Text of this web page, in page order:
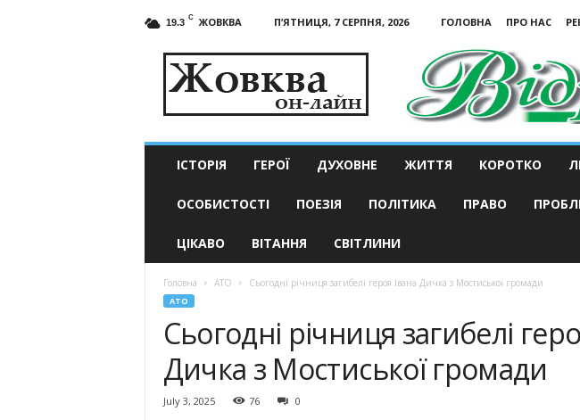
19.3 C ЖОВКВА П’ЯТНИЦЯ, 7 СЕРПНЯ, 2026 ГОЛОВНА ПРО НАС
актуальні
ІСТОРІЯ ГЕРОЇ ДУХОВНЕ ЖИТТЯ КОРОТКО
ОСОБИСТОСТІ ПОЕЗІЯ ПОЛІТИКА ПРАВО
ЦІКАВО ВІТАННЯ СВІТЛИНИ
Головна АТО Сьогодні річниця загибелі героя Івана Дичка з Мостиської громади
АТО
Сьогодні річниця загибелі
Дичка з Мостиської громади
July 3, 2025 76 0